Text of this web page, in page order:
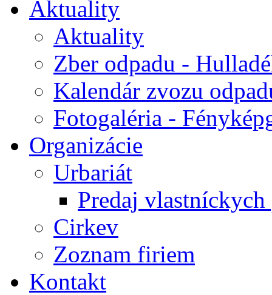
Aktuality
Aktuality
Zber odpadu -
Kalendár zvozu
Fotogaléria -
Organizácie
Urbariát
Predaj
Cirkev
Zoznam firiem
Kontakt